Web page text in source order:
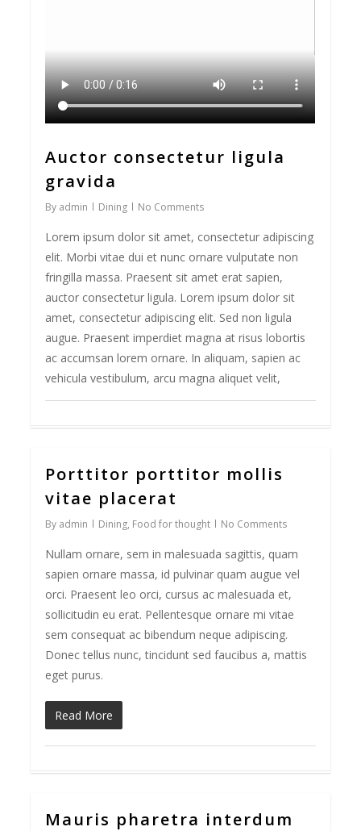
Auctor consectetur ligula
gravida
By admin Dining No Comments
Lorem ipsum dolor sit amet, consectetur adipiscing
elit. Morbi vitae dui et nunc ornare vulputate non
fringilla massa. Praesent sit amet erat sapien,
auctor consectetur ligula. Lorem ipsum dolor sit
amet, consectetur adipiscing elit. Sed non ligula
augue. Praesent imperdiet magna at risus lobortis
ac accumsan lorem ornare. In aliquam, sapien ac
vehicula vestibulum, arcu magna aliquet velit,
Porttitor porttitor mollis
vitae placerat
By admin Dining, Food for thought No Comments
Nullam ornare, sem in malesuada sagittis, quam
sapien ornare massa, id pulvinar quam augue vel
orci. Praesent leo orci, cursus ac malesuada et,
sollicitudin eu erat. Pellentesque ornare mi vitae
sem consequat ac bibendum neque adipiscing.
Donec tellus nunc, tincidunt sed faucibus a, mattis
eget purus.
Read More
Mauris pharetra interdum
0